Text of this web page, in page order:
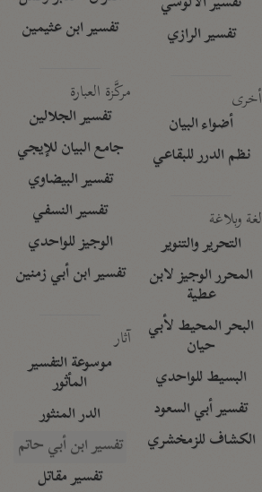
تفسير الرازي
أخرى
أضواء البيان
نظم الدرر للبقاعي
لغة وبلاغة
التحرير والتنوير
المحرر الوجيز لابن
عطية
البحر المحيط لأبي
حيان
البسيط للواحدي
تفسير أبي السعود
الكشاف للزمخشري
تفسير ابن عثيمين
مركَّزة العبارة
تفسير الجلالين
جامع البيان للإيجي
تفسير البيضاوي
تفسير النسفي
الوجيز للواحدي
تفسير ابن أبي زمنين
آثار
موسوعة التفسير
المأثور
الدر المنثور
تفسير ابن أبي حاتم
تفسير مقاتل